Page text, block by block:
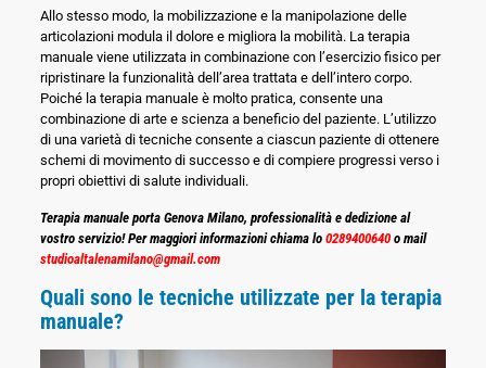
Allo stesso modo, la mobilizzazione e la manipolazione delle
articolazioni modula il dolore e migliora la mobilità. La terapia
manuale viene utilizzata in combinazione con l’esercizio fisico per
ripristinare la funzionalità dell’area trattata e dell’intero corpo.
Poiché la terapia manuale è molto pratica, consente una
combinazione di arte e scienza a beneficio del paziente. L’utilizzo
di una varietà di tecniche consente a ciascun paziente di ottenere
schemi di movimento di successo e di compiere progressi verso i
propri obiettivi di salute individuali.
Terapia manuale porta Genova Milano, professionalità e dedizione al
vostro servizio! Per maggiori informazioni chiama lo 0289400640 o mail
studioaltalenamilano@gmail.com
Quali sono le tecniche utilizzate per la terapia
manuale?